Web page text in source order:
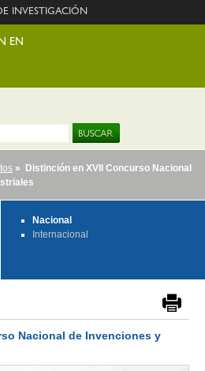
INVESTIGACIÓN
EN
» Distinción en XVII Concurso Nacional
Nacional
Internacional
Nacional de Invenciones y